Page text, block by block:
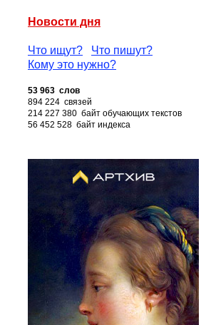
Новости дня
Что ищут?
Что пишут?
Кому это нужно?
53 963 слов
894 224 связей
214 227 380 байт обучающих текстов
56 452 528 байт индекса